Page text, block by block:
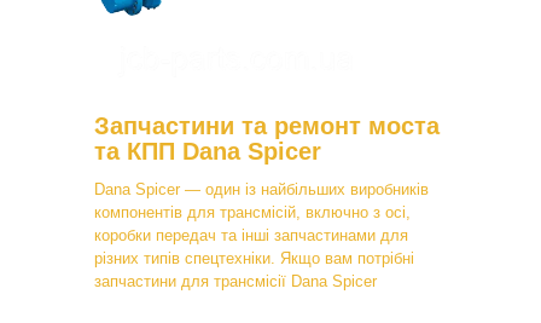
Запчастини та ремонт моста
та КПП Dana Spicer
Dana Spicer — один із найбільших виробників
компонентів для трансмісій, включно з осі,
коробки передач та інші запчастинами для
різних типів спецтехніки. Якщо вам потрібні
запчастини для трансмісії Dana Spicer